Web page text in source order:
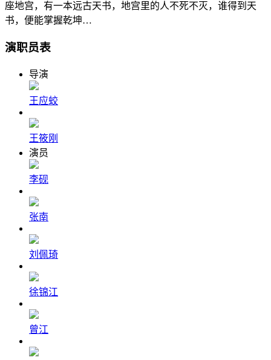
座地宫，有一本远古天书，地宫里的人不死不灭，谁得到天
书，便能掌握乾坤…
演职员表
导演
王应蛟
王筱刚
演员
李砚
张南
刘佩琦
徐锦江
曾江